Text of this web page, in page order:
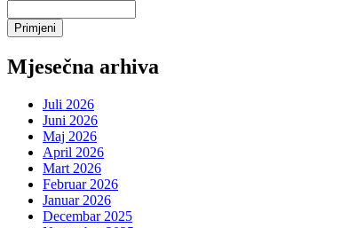
Mjesečna arhiva
Juli 2026
Juni 2026
Maj 2026
April 2026
Mart 2026
Februar 2026
Januar 2026
Decembar 2025